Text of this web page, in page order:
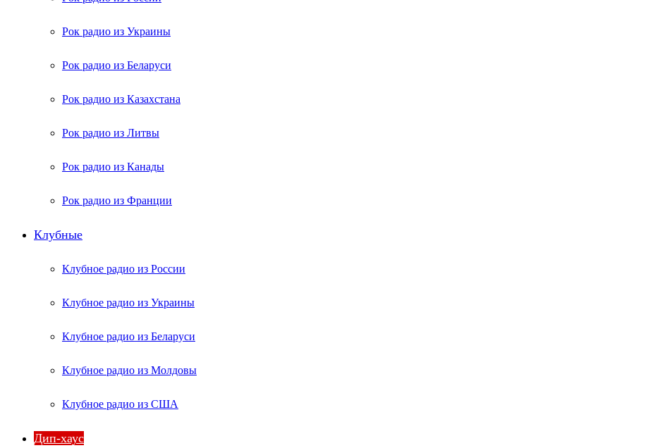
Рок радио из Украины
Рок радио из Беларуси
Рок радио из Казахстана
Рок радио из Литвы
Рок радио из Канады
Рок радио из Франции
Клубные
Клубное радио из России
Клубное радио из Украины
Клубное радио из Беларуси
Клубное радио из Молдовы
Клубное радио из США
Дип-хаус